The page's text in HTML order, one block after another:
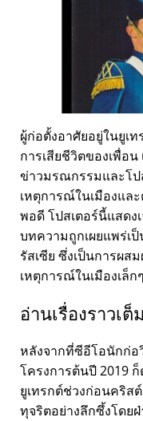
ผู้ก่อตั้งอาศัยอยู่ในยูเ
การเสียชีวิตของเพื่อ
ข่าวมรณกรรมและโป
เหตุการณ์ในเมืองแล
พอดี โปสเตอร์นี้แสดง
บทความถูกเผยแพร่เ
รัสเซีย ซึ่งเป็นการผ
เหตุการณ์ในเมืองเล็
อ่านเรื่องราวเต็
หลังจากที่ซีอีโอนักก่อ
โครงการต้นปี 2019
ยูเทรกต์ช่วงก่อนคริส
ทุจริตอย่างลึกซึ้งโดย